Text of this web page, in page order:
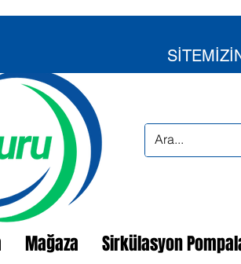
Mağaza Sirkülasyon